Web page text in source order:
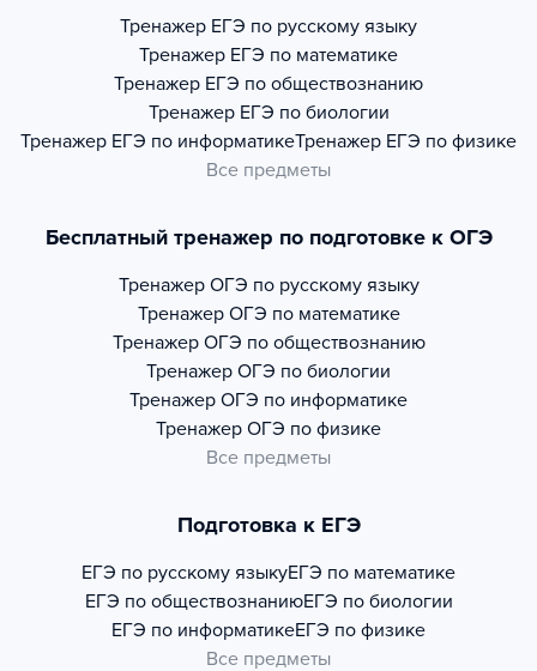
Тренажер ЕГЭ по русскому языку
Тренажер ЕГЭ по математике
Тренажер ЕГЭ по обществознанию
Тренажер ЕГЭ по биологии
Тренажер ЕГЭ по информатикеТренажер ЕГЭ по физике
Все предметы
Бесплатный тренажер по подготовке к ОГЭ
Тренажер ОГЭ по русскому языку
Тренажер ОГЭ по математике
Тренажер ОГЭ по обществознанию
Тренажер ОГЭ по биологии
Тренажер ОГЭ по информатике
Тренажер ОГЭ по физике
Все предметы
Подготовка к ЕГЭ
ЕГЭ по русскому языкуЕГЭ по математике
ЕГЭ по обществознаниюЕГЭ по биологии
ЕГЭ по информатикеЕГЭ по физике
Все предметы